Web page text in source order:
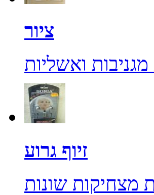
ציור
ואשליות
זיוף גרוע
מצחיקות שונות